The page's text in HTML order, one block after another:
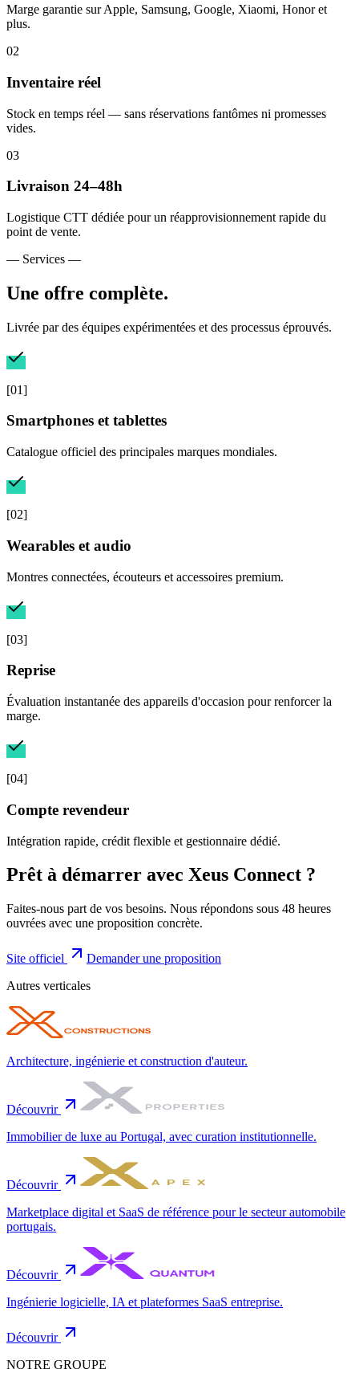
Marge garantie sur Apple, Samsung, Google, Xiaomi, Honor et
plus.
02
Inventaire réel
Stock en temps réel — sans réservations fantômes ni promesses
vides.
03
Livraison 24–48h
Logistique CTT dédiée pour un réapprovisionnement rapide du
point de vente.
— Services —
Une offre complète.
Livrée par des équipes expérimentées et des processus éprouvés.
[01]
Smartphones et tablettes
Catalogue officiel des principales marques mondiales.
[02]
Wearables et audio
Montres connectées, écouteurs et accessoires premium.
[03]
Reprise
Évaluation instantanée des appareils d'occasion pour renforcer la
marge.
[04]
Compte revendeur
Intégration rapide, crédit flexible et gestionnaire dédié.
Prêt à démarrer avec Xeus Connect ?
Faites-nous part de vos besoins. Nous répondons sous 48 heures
ouvrées avec une proposition concrète.
Site officiel
Demander une proposition
Autres verticales
Architecture, ingénierie et construction d'auteur.
Découvrir
Immobilier de luxe au Portugal, avec curation institutionnelle.
Découvrir
Marketplace digital et SaaS de référence pour le secteur automobile
portugais.
Découvrir
Ingénierie logicielle, IA et plateformes SaaS entreprise.
Découvrir
NOTRE GROUPE